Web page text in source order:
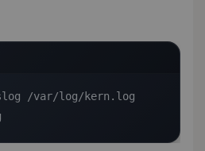
/var/log/kern.log